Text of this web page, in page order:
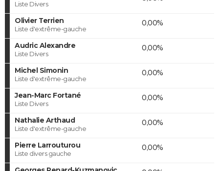
Liste Divers
Olivier Terrien
Liste d'extrême-gauche
0,00%
Audric Alexandre
Liste Divers
0,00%
Michel Simonin
Liste d'extrême-gauche
0,00%
Jean-Marc Fortané
Liste Divers
0,00%
Nathalie Arthaud
Liste d'extrême-gauche
0,00%
Pierre Larrouturou
Liste divers gauche
0,00%